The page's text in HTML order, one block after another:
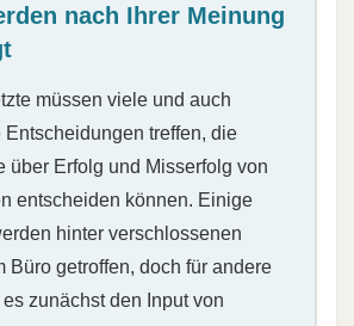
nach Ihrer Meinung
müssen viele und auch
Entscheidungen treffen, die
über Erfolg und Misserfolg von
entscheiden können. Einige
hinter verschlossenen
Büro getroffen, doch für andere
es zunächst den Input von